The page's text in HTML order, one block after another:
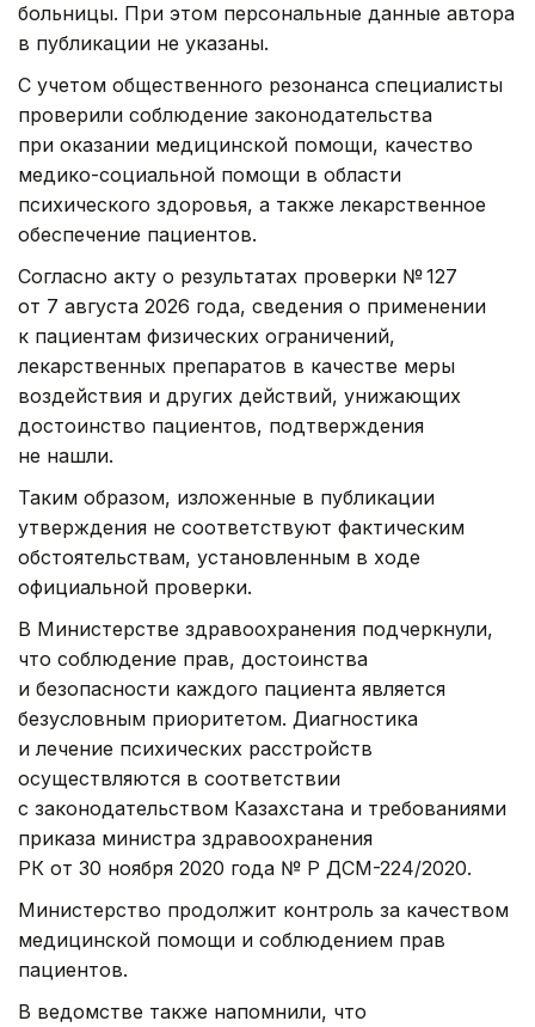
больницы. При этом персональные данные автора
в публикации не указаны.
С учетом общественного резонанса специалисты
проверили соблюдение законодательства
при оказании медицинской помощи, качество
медико-социальной помощи в области
психического здоровья, а также лекарственное
обеспечение пациентов.
Согласно акту о результатах проверки № 127
от 7 августа 2026 года, сведения о применении
к пациентам физических ограничений,
лекарственных препаратов в качестве меры
воздействия и других действий, унижающих
достоинство пациентов, подтверждения
не нашли.
Таким образом, изложенные в публикации
утверждения не соответствуют фактическим
обстоятельствам, установленным в ходе
официальной проверки.
В Министерстве здравоохранения подчеркнули,
что соблюдение прав, достоинства
и безопасности каждого пациента является
безусловным приоритетом. Диагностика
и лечение психических расстройств
осуществляются в соответствии
с законодательством Казахстана и требованиями
приказа министра здравоохранения
РК от 30 ноября 2020 года № ҚР ДСМ-224/2020.
Министерство продолжит контроль за качеством
медицинской помощи и соблюдением прав
пациентов.
В ведомстве также напомнили, что